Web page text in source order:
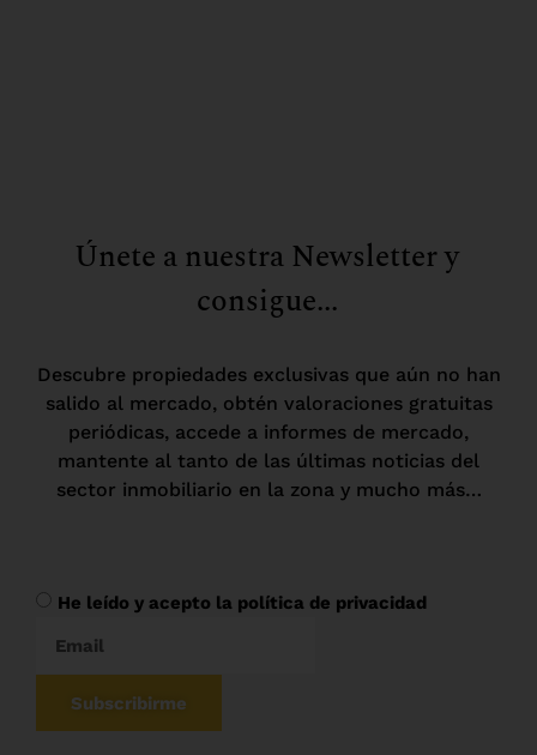
Únete a nuestra Newsletter y
consigue...
Descubre propiedades exclusivas que aún no han
salido al mercado, obtén valoraciones gratuitas
periódicas, accede a informes de mercado,
mantente al tanto de las últimas noticias del
sector inmobiliario en la zona y mucho más…
He leído y acepto la política de privacidad
Subscribirme